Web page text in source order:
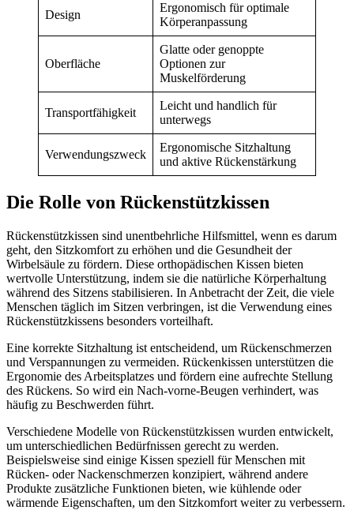
Design
Ergonomisch für optimale
Körperanpassung
Oberfläche
Glatte oder genoppte
Optionen zur
Muskelförderung
Transportfähigkeit
Leicht und handlich für
unterwegs
Verwendungszweck
Ergonomische Sitzhaltung
und aktive Rückenstärkung
Die Rolle von Rückenstützkissen
Rückenstützkissen sind unentbehrliche Hilfsmittel, wenn es darum
geht, den Sitzkomfort zu erhöhen und die Gesundheit der
Wirbelsäule zu fördern. Diese orthopädischen Kissen bieten
wertvolle Unterstützung, indem sie die natürliche Körperhaltung
während des Sitzens stabilisieren. In Anbetracht der Zeit, die viele
Menschen täglich im Sitzen verbringen, ist die Verwendung eines
Rückenstützkissens besonders vorteilhaft.
Eine korrekte Sitzhaltung ist entscheidend, um Rückenschmerzen
und Verspannungen zu vermeiden. Rückenkissen unterstützen die
Ergonomie des Arbeitsplatzes und fördern eine aufrechte Stellung
des Rückens. So wird ein Nach-vorne-Beugen verhindert, was
häufig zu Beschwerden führt.
Verschiedene Modelle von Rückenstützkissen wurden entwickelt,
um unterschiedlichen Bedürfnissen gerecht zu werden.
Beispielsweise sind einige Kissen speziell für Menschen mit
Rücken- oder Nackenschmerzen konzipiert, während andere
Produkte zusätzliche Funktionen bieten, wie kühlende oder
wärmende Eigenschaften, um den Sitzkomfort weiter zu verbessern.